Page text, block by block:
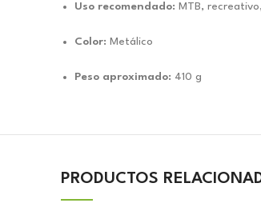
Uso recomendado: MTB,
Color: Metálico
Peso aproximado: 410 g
PRODUCTOS